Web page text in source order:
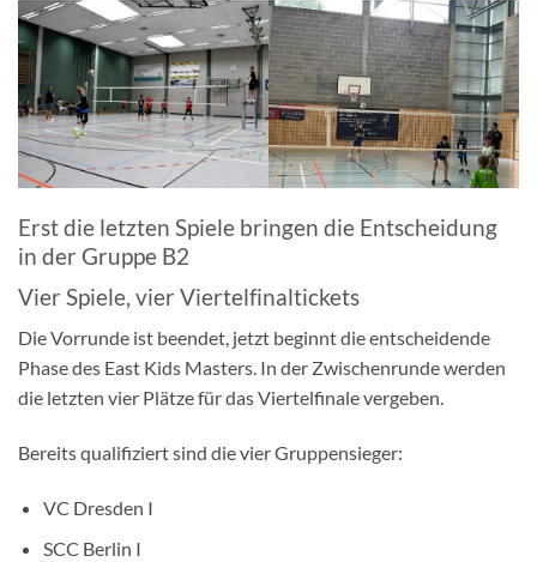
Erst die letzten Spiele bringen die Entscheidung
in der Gruppe B2
Vier Spiele, vier Viertelfinaltickets
Die Vorrunde ist beendet, jetzt beginnt die entscheidende
Phase des East Kids Masters. In der Zwischenrunde werden
die letzten vier Plätze für das Viertelfinale vergeben.
Bereits qualifiziert sind die vier Gruppensieger:
VC Dresden I
SCC Berlin I